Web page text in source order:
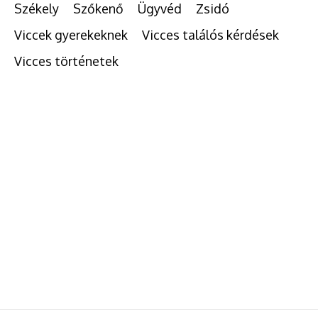
Székely
Szőkenő Ügyvéd
Zsidó
Viccek gyerekeknek
Vicces találós kérdések
Vicces történetek